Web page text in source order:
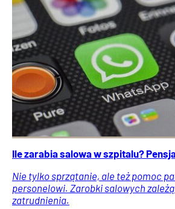
Ile zarabia salowa w szpitalu?
Nie tylko sprzątanie, ale też pomoc
personelowi. Zarobki salowych
zatrudnienia.